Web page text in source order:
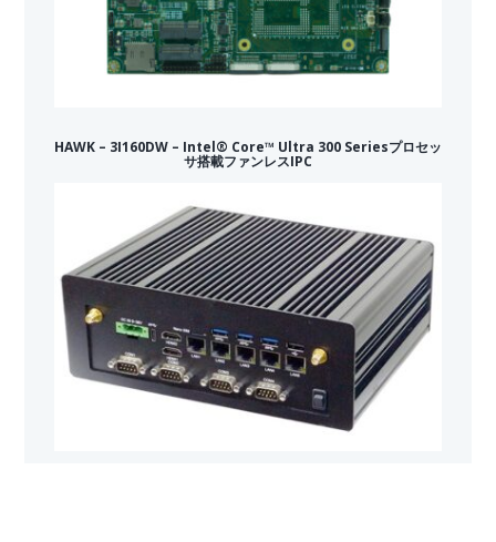
HAWK – 3I160DW – Intel® Core™ Ultra 300 Seriesプロセッ
サ搭載ファンレスIPC